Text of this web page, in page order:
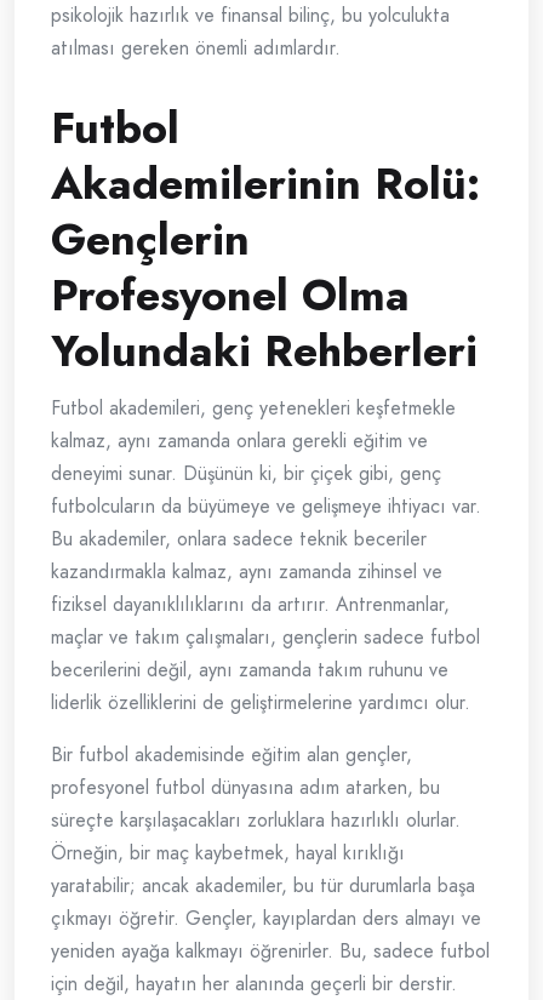
psikolojik hazırlık ve finansal bilinç, bu yolculukta
atılması gereken önemli adımlardır.
Futbol
Akademilerinin Rolü:
Gençlerin
Profesyonel Olma
Yolundaki Rehberleri
Futbol akademileri, genç yetenekleri keşfetmekle
kalmaz, aynı zamanda onlara gerekli eğitim ve
deneyimi sunar. Düşünün ki, bir çiçek gibi, genç
futbolcuların da büyümeye ve gelişmeye ihtiyacı var.
Bu akademiler, onlara sadece teknik beceriler
kazandırmakla kalmaz, aynı zamanda zihinsel ve
fiziksel dayanıklılıklarını da artırır. Antrenmanlar,
maçlar ve takım çalışmaları, gençlerin sadece futbol
becerilerini değil, aynı zamanda takım ruhunu ve
liderlik özelliklerini de geliştirmelerine yardımcı olur.
Bir futbol akademisinde eğitim alan gençler,
profesyonel futbol dünyasına adım atarken, bu
süreçte karşılaşacakları zorluklara hazırlıklı olurlar.
Örneğin, bir maç kaybetmek, hayal kırıklığı
yaratabilir; ancak akademiler, bu tür durumlarla başa
çıkmayı öğretir. Gençler, kayıplardan ders almayı ve
yeniden ayağa kalkmayı öğrenirler. Bu, sadece futbol
için değil, hayatın her alanında geçerli bir derstir.